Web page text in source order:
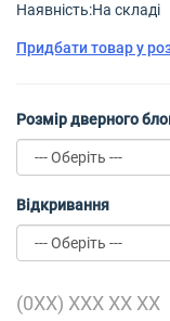
Наявність:На складі
Придбати товар у
Розмір дверного
Відкривання